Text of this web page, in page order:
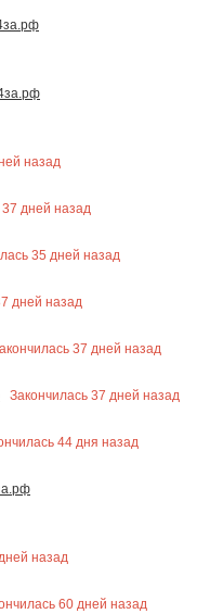
назад
37 дней назад
35 дней назад
дней назад
37 дней назад
Закончилась 37 дней назад
44 дня назад
назад
60 дней назад